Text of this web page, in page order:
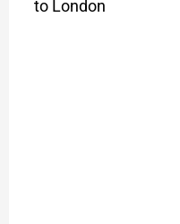
to London